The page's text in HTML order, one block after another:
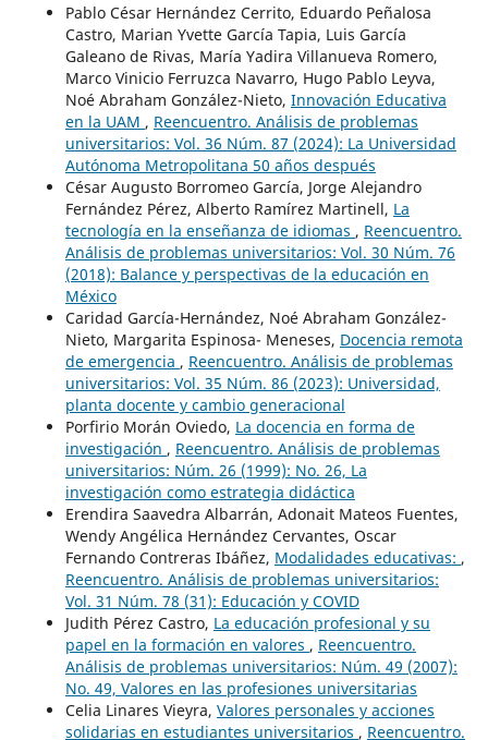
Pablo César Hernández Cerrito, Eduardo Peñalosa
Castro, Marian Yvette García Tapia, Luis García
Galeano de Rivas, María Yadira Villanueva Romero,
Marco Vinicio Ferruzca Navarro, Hugo Pablo Leyva,
Noé Abraham González-Nieto, Innovación Educativa
en la UAM , Reencuentro. Análisis de problemas
universitarios: Vol. 36 Núm. 87 (2024): La Universidad
Autónoma Metropolitana 50 años después
César Augusto Borromeo García, Jorge Alejandro
Fernández Pérez, Alberto Ramírez Martinell, La
tecnología en la enseñanza de idiomas , Reencuentro.
Análisis de problemas universitarios: Vol. 30 Núm. 76
(2018): Balance y perspectivas de la educación en
México
Caridad García-Hernández, Noé Abraham González-
Nieto, Margarita Espinosa- Meneses, Docencia remota
de emergencia , Reencuentro. Análisis de problemas
universitarios: Vol. 35 Núm. 86 (2023): Universidad,
planta docente y cambio generacional
Porfirio Morán Oviedo, La docencia en forma de
investigación , Reencuentro. Análisis de problemas
universitarios: Núm. 26 (1999): No. 26, La
investigación como estrategia didáctica
Erendira Saavedra Albarrán, Adonait Mateos Fuentes,
Wendy Angélica Hernández Cervantes, Oscar
Fernando Contreras Ibáñez, Modalidades educativas: ,
Reencuentro. Análisis de problemas universitarios:
Vol. 31 Núm. 78 (31): Educación y COVID
Judith Pérez Castro, La educación profesional y su
papel en la formación en valores , Reencuentro.
Análisis de problemas universitarios: Núm. 49 (2007):
No. 49, Valores en las profesiones universitarias
Celia Linares Vieyra, Valores personales y acciones
solidarias en estudiantes universitarios , Reencuentro.